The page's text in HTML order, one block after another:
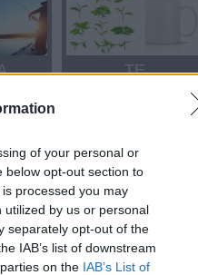
of your personal or
below opt-out section to
processed you may
by us or personal
separately opt-out of the
IAB’s list of downstream
on the IAB’s List of
TE
TE